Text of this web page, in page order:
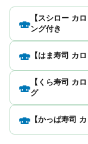
🍣 【スシロー カ
ング付き
🍣 【はま寿司 カ
🍣 【くら寿司 カ
グ
🍣 【かっぱ寿司